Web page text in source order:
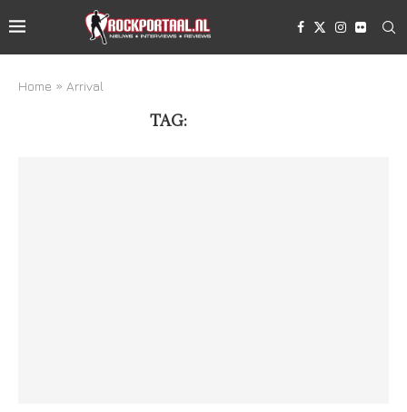
Home » Arrival
TAG: